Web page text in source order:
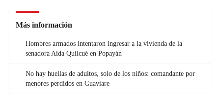
Más información
Hombres armados intentaron ingresar a la vivienda de la
senadora Aida Quilcué en Popayán
No hay huellas de adultos, solo de los niños: comandante por
menores perdidos en Guaviare